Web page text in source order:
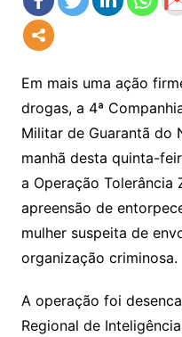
Em mais uma ação
drogas, a 4ª
Militar de Guarantã do
manhã desta quinta-
a Operação Tolerância
apreensão de
mulher suspeita de
organização criminosa.
A operação foi
Regional de